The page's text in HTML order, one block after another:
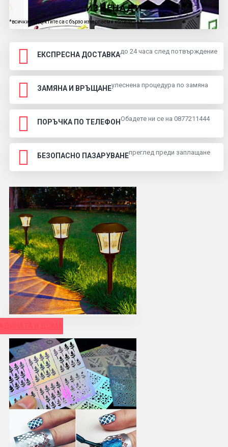
ИЗНЕНАДИ
*всички продуктите са с бързо изчерпаеми количества
ЕКСПРЕСНА ДОСТАВКАдо 24 часа след потвърждение
ЗАМЯНА И ВРЪЩАНЕулеснена процедура по замяна
ПОРЪЧКА ПО ТЕЛЕФОН Обадете ни се на 0877211444
БЕЗОПАСНО ПАЗАРУВАНЕпреглед преди заплащане